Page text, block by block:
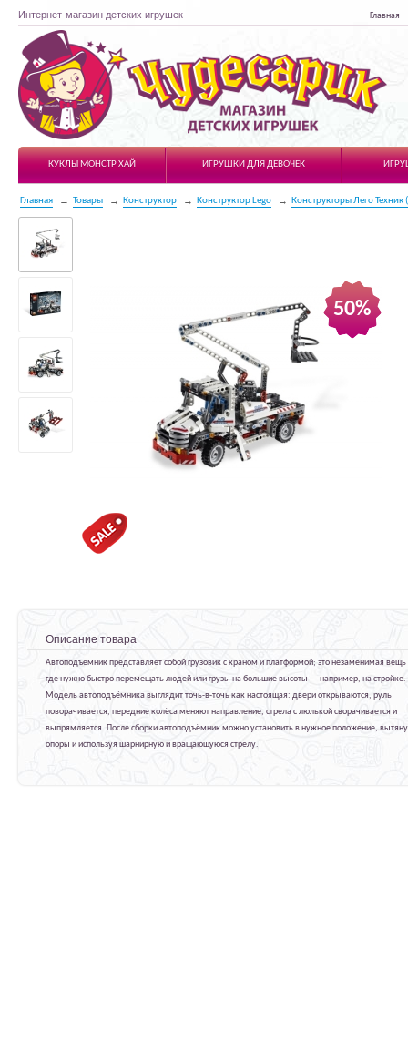
Интернет-магазин детских игрушек Главная
Чудесарик
КУКЛЫ МОНСТР ХАЙ
ИГРУШКИ ДЛЯ ДЕВОЧЕК
Главная Товары Конструктор Конструктор Lego Конструкторы Лего Техник
50%
Описание товара
Автоподъёмник представляет собой грузовик с краном и платформой; это незаменимая
где нужно быстро перемещать людей или грузы на большие высоты — например, на стройке.
Модель автоподъёмника выглядит точь-в-точь как настоящая: двери открываются, руль
поворачивается, передние колёса меняют направление, стрела с люлькой сворачивается и
выпрямляется. После сборки автоподъёмник можно установить в нужное положение,
опоры и используя шарнирную и вращающуюся стрелу.